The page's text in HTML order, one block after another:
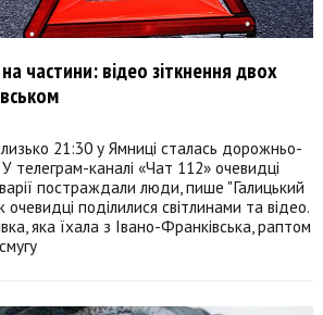
частини: відео зіткнення двох
21:30 у Ямниці сталась дорожньо-
телеграм-каналі «Чат 112» очевидці
постраждали люди, пише "Галицький
поділилися світлинами та відео.
яка їхала з Івано-Франківська, раптом